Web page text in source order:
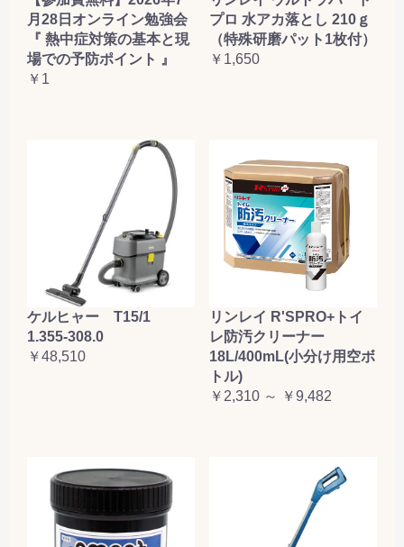
月28日オンライン勉強会
『 熱中症対策の基本と現
場での予防ポイント 』
￥1
プロ 水アカ落とし 210ｇ
（特殊研磨パット1枚付）
￥1,650
ケルヒャー T15/1
1.355-308.0
￥48,510
リンレイ R'SPRO+トイ
レ防汚クリーナー
18L/400mL(小分け用空ボ
トル)
￥2,310 ～ ￥9,482